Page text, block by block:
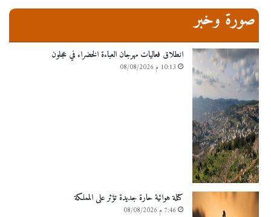
صورة وخبر
انطلاق فعاليات مهرجان العباءة الخضراء في عجلون
10:13 م 08/08/2026
كتلة هوائية حارة جديدة تؤثر على المملكة
7:46 م 08/08/2026